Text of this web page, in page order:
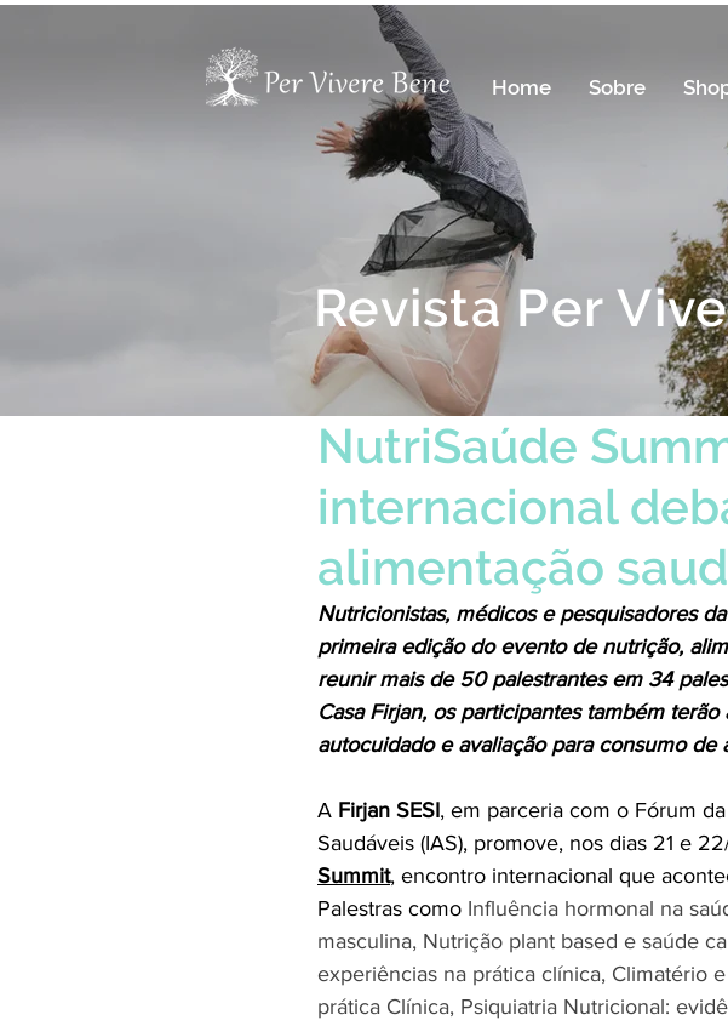
Home
Sobre
NutriSaúde
internacional
alimentação
Nutricionistas, médicos e pesquisadores
primeira edição do evento de nutrição,
reunir mais de 50 palestrantes em 34
Casa Firjan, os participantes também
autocuidado e avaliação para consumo de
A Firjan SESI, em parceria com o Fórum
Saudáveis (IAS), promove, nos dias 21 e
Summit, encontro internacional que
Palestras como Influência hormonal na
masculina, Nutrição plant based e saúde
experiências na prática clínica, Climatério
prática Clínica, Psiquiatria Nutricional:
Revista Per